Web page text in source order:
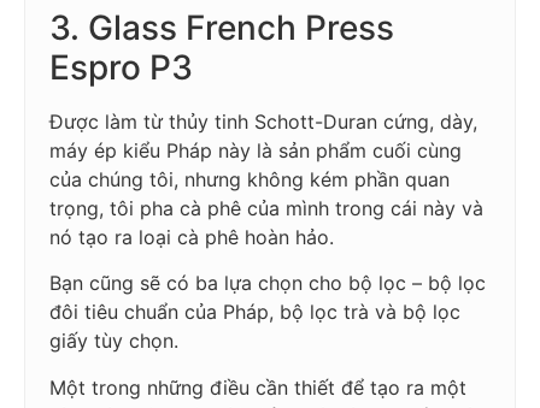
3. Glass French Press
Espro P3
Được làm từ thủy tinh Schott-Duran cứng, dày,
máy ép kiểu Pháp này là sản phẩm cuối cùng
của chúng tôi, nhưng không kém phần quan
trọng, tôi pha cà phê của mình trong cái này và
nó tạo ra loại cà phê hoàn hảo.
Bạn cũng sẽ có ba lựa chọn cho bộ lọc – bộ lọc
đôi tiêu chuẩn của Pháp, bộ lọc trà và bộ lọc
giấy tùy chọn.
Một trong những điều cần thiết để tạo ra một